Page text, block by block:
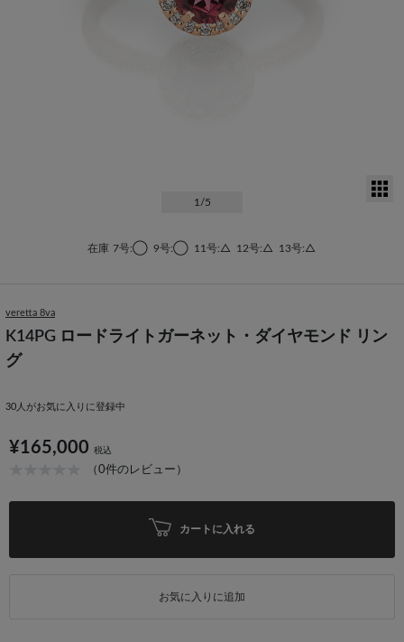
1 /5
在庫 7号:◯ 9号:◯ 11号:△ 12号:△ 13号:△
veretta 8va
K14PG ロードライトガーネット・ダイヤモンド リン
グ
30 人がお気に入りに登録中
¥165,000 税込
（0件のレビュー）
カートに入れる
お気に入りに追加